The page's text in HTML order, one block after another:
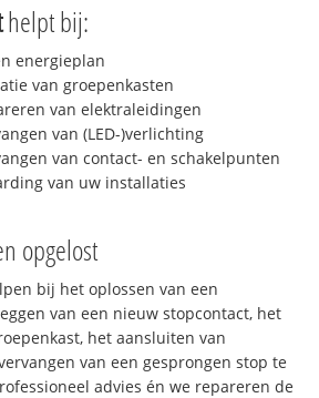
helpt bij:
energieplan
van groepenkasten
van elektraleidingen
van (LED-)verlichting
van contact- en schakelpunten
van uw installaties
opgelost
bij het oplossen van een
van een nieuw stopcontact, het
het aansluiten van
van een gesprongen stop te
advies én we repareren de